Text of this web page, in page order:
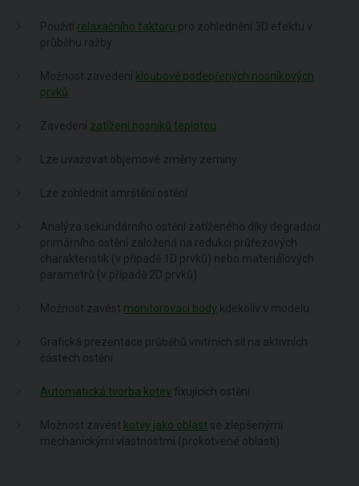
Použití relaxačního faktoru pro zohlednění 3D efektu v
průběhu ražby
Možnost zavedení kloubově podepřených nosníkových
prvků
Zavedení zatížení nosníků teplotou
Lze uvažovat objemové změny zeminy
Lze zohlednit smrštění ostění
Analýza sekundárního ostění zatíženého díky degradaci
primárního ostění založená na redukci průřezových
charakteristik (v případě 1D prvků) nebo materiálových
parametrů (v případě 2D prvků)
Možnost zavést monitorovací body kdekoliv v modelu
Grafická prezentace průběhů vnitřních sil na aktivních
částech ostění
Automatická tvorba kotev fixujících ostění
Možnost zavést kotvy jako oblast se zlepšenými
mechanickými vlastnostmi (prokotvené oblasti)